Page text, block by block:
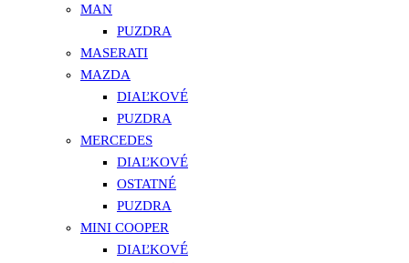
MAN
PUZDRA
MASERATI
MAZDA
DIAĽKOVÉ
PUZDRA
MERCEDES
DIAĽKOVÉ
OSTATNÉ
PUZDRA
MINI COOPER
DIAĽKOVÉ